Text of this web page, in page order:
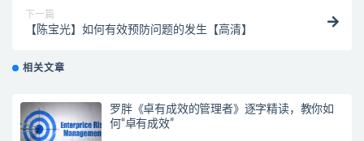
下一篇
【陈宝光】如何有效预防问题的发生【高清】
相关文章
罗胖《卓有成效的管理者》逐字精读，教你如
何“卓有成效”